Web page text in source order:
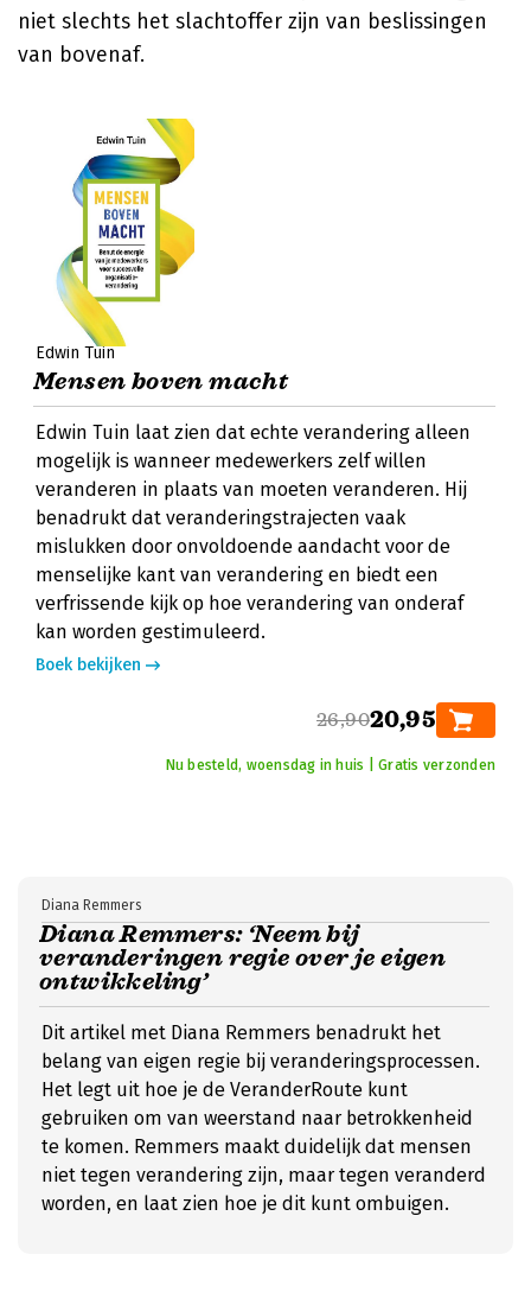
niet slechts het slachtoffer zijn van beslissingen
van bovenaf.
Edwin Tuin
Mensen boven macht
Edwin Tuin laat zien dat echte verandering alleen
mogelijk is wanneer medewerkers zelf willen
veranderen in plaats van moeten veranderen. Hij
benadrukt dat veranderingstrajecten vaak
mislukken door onvoldoende aandacht voor de
menselijke kant van verandering en biedt een
verfrissende kijk op hoe verandering van onderaf
kan worden gestimuleerd.
Boek bekijken
26,9020,95
Nu besteld, woensdag in huis | Gratis verzonden
Diana Remmers: ‘Neem bij
veranderingen regie over je eigen
ontwikkeling’
Diana Remmers
Dit artikel met Diana Remmers benadrukt het
belang van eigen regie bij veranderingsprocessen.
Het legt uit hoe je de VeranderRoute kunt
gebruiken om van weerstand naar betrokkenheid
te komen. Remmers maakt duidelijk dat mensen
niet tegen verandering zijn, maar tegen veranderd
worden, en laat zien hoe je dit kunt ombuigen.